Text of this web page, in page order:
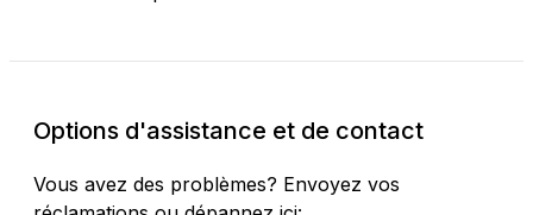
Options d'assistance et de contact
Vous avez des problèmes? Envoyez vos